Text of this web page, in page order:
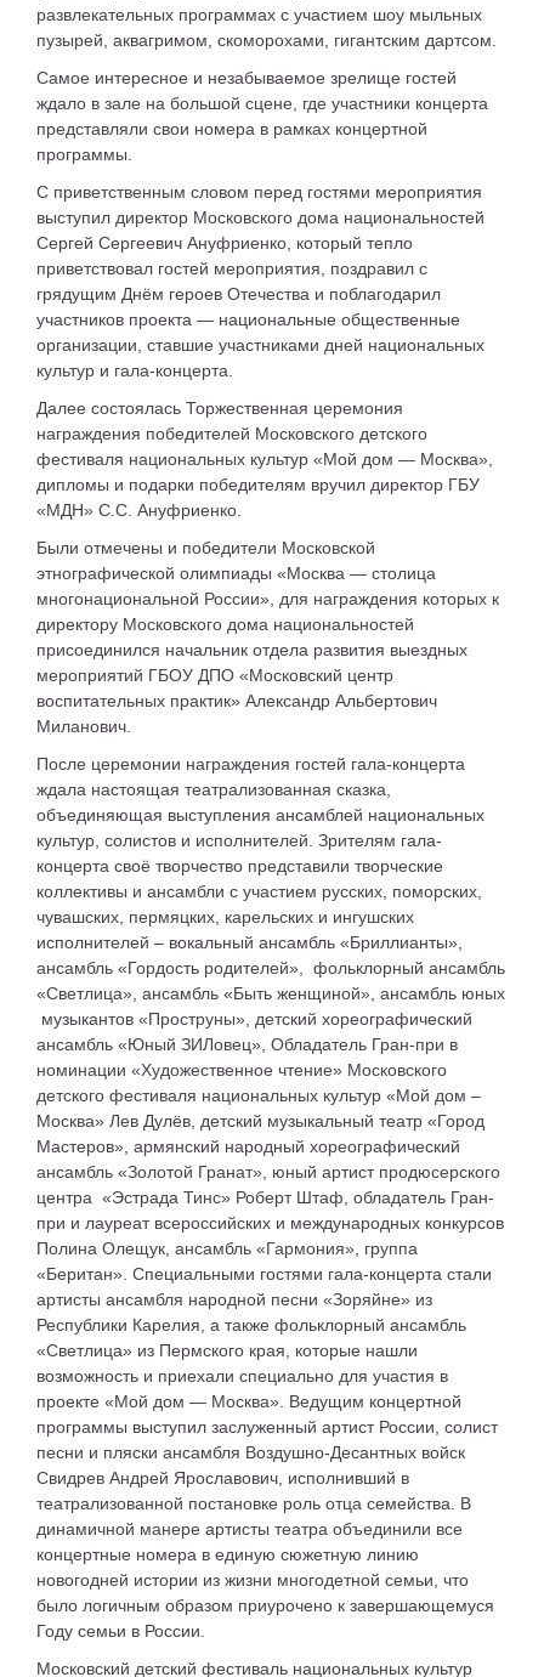
развлекательных программах с участием шоу мыльных
пузырей, аквагримом, скоморохами, гигантским дартсом.
Самое интересное и незабываемое зрелище гостей
ждало в зале на большой сцене, где участники концерта
представляли свои номера в рамках концертной
программы.
С приветственным словом перед гостями мероприятия
выступил директор Московского дома национальностей
Сергей Сергеевич Ануфриенко, который тепло
приветствовал гостей мероприятия, поздравил с
грядущим Днём героев Отечества и поблагодарил
участников проекта — национальные общественные
организации, ставшие участниками дней национальных
культур и гала-концерта.
Далее состоялась Торжественная церемония
награждения победителей Московского детского
фестиваля национальных культур «Мой дом — Москва»,
дипломы и подарки победителям вручил директор ГБУ
«МДН» С.С. Ануфриенко.
Были отмечены и победители Московской
этнографической олимпиады «Москва — столица
многонациональной России», для награждения которых к
директору Московского дома национальностей
присоединился начальник отдела развития выездных
мероприятий ГБОУ ДПО «Московский центр
воспитательных практик» Александр Альбертович
Миланович.
После церемонии награждения гостей гала-концерта
ждала настоящая театрализованная сказка,
объединяющая выступления ансамблей национальных
культур, солистов и исполнителей. Зрителям гала-
концерта своё творчество представили творческие
коллективы и ансамбли с участием русских, поморских,
чувашских, пермяцких, карельских и ингушских
исполнителей – вокальный ансамбль «Бриллианты»,
ансамбль «Гордость родителей», фольклорный ансамбль
«Светлица», ансамбль «Быть женщиной», ансамбль юных
музыкантов «Проструны», детский хореографический
ансамбль «Юный ЗИЛовец», Обладатель Гран-при в
номинации «Художественное чтение» Московского
детского фестиваля национальных культур «Мой дом –
Москва» Лев Дулёв, детский музыкальный театр «Город
Мастеров», армянский народный хореографический
ансамбль «Золотой Гранат», юный артист продюсерского
центра «Эстрада Тинс» Роберт Штаф, обладатель Гран-
при и лауреат всероссийских и международных конкурсов
Полина Олещук, ансамбль «Гармония», группа
«Беритан». Специальными гостями гала-концерта стали
артисты ансамбля народной песни «Зоряйне» из
Республики Карелия, а также фольклорный ансамбль
«Светлица» из Пермского края, которые нашли
возможность и приехали специально для участия в
проекте «Мой дом — Москва». Ведущим концертной
программы выступил заслуженный артист России, солист
песни и пляски ансамбля Воздушно-Десантных войск
Свидрев Андрей Ярославович, исполнивший в
театрализованной постановке роль отца семейства. В
динамичной манере артисты театра объединили все
концертные номера в единую сюжетную линию
новогодней истории из жизни многодетной семьи, что
было логичным образом приурочено к завершающемуся
Году семьи в России.
Московский детский фестиваль национальных культур